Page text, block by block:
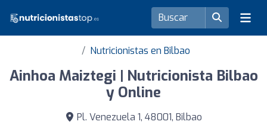
Nutricionistas en Bilbao
Ainhoa Maiztegi | Nutricionista Bilbao
y Online
Pl. Venezuela 1, 48001, Bilbao